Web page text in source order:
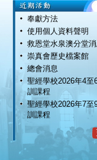
奉獻方法
使用個人資料聲明
救恩堂水泉澳分堂
崇真會歷史檔案館
總會消息
聖經學校2026年4至
訓課程
聖經學校2026年7至
訓課程